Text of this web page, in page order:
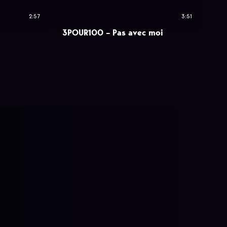
2:57 3:51
3POUR100 – Pas avec moi